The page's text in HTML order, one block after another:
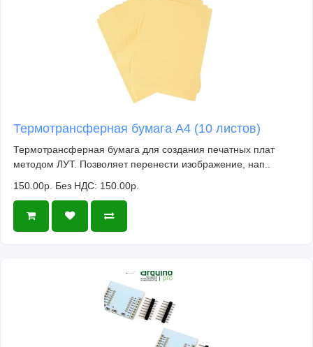
Термотрансферная бумага А4 (10 листов)
Термотрансферная бумага для создания печатных плат
методом ЛУТ. Позволяет перенести изображение, нап..
150.00р. Без НДС: 150.00р.